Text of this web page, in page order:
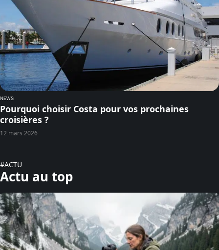
NEWS
Pourquoi choisir Costa pour vos prochaines
croisières ?
12 mars 2026
#ACTU
Actu au top